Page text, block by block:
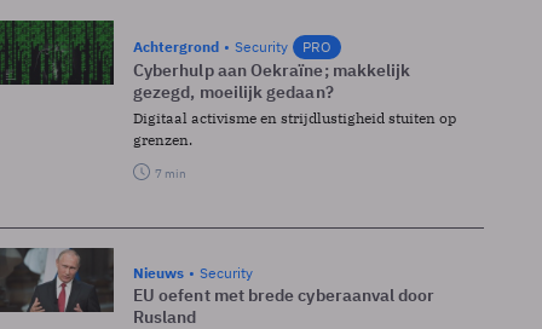
Achtergrond Security PRO
Cyberhulp aan Oekraïne; makkelijk
gezegd, moeilijk gedaan?
Digitaal activisme en strijdlustigheid stuiten op
grenzen.
7 min
Nieuws Security
EU oefent met brede cyberaanval door
Rusland